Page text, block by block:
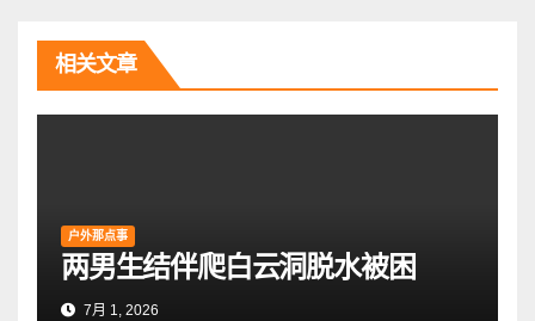
航
相关文章
户外那点事
两男生结伴爬白云洞脱水被困
7月 1, 2026